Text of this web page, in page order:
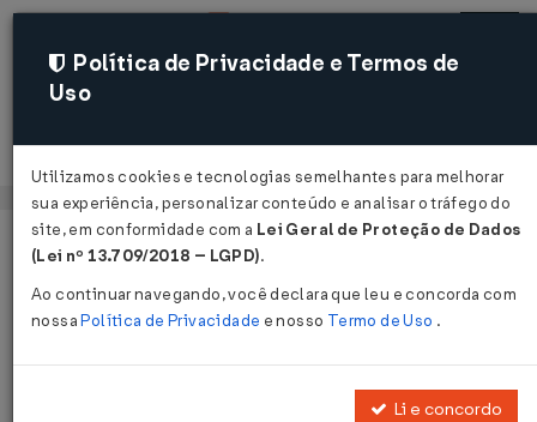
Acessar
Página Inicial Legislações
Decreto Nº 10411 DE 30/06/2020
Publicado no DOU em 1 jul 2020
Política de Privacidade e Termos de
Uso
Utilizamos cookies e tecnologias semelhantes para melhorar
sua experiência, personalizar conteúdo e analisar o tráfego do
site, em conformidade com a Lei Geral de Proteção de Dados
(Lei nº 13.709/2018 – LGPD).
Ao continuar navegando, você declara que leu e concorda com
nossaPolítica de Privacidade e nosso Termo de Uso .
Li e concordo